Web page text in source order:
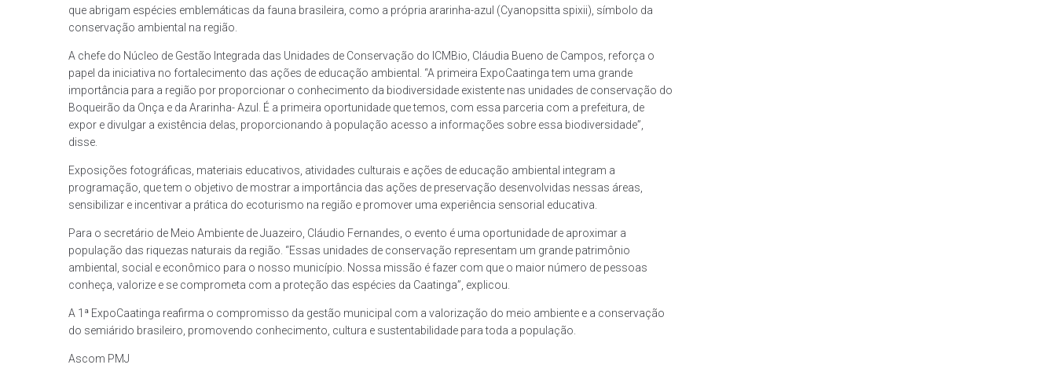
que abrigam espécies emblemáticas da fauna brasileira, como a própria ararinha-azul (Cyanopsitta spixii), símbolo da
conservação ambiental na região.
A chefe do Núcleo de Gestão Integrada das Unidades de Conservação do ICMBio, Cláudia Bueno de Campos, reforça o
papel da iniciativa no fortalecimento das ações de educação ambiental. “A primeira ExpoCaatinga tem uma grande
importância para a região por proporcionar o conhecimento da biodiversidade existente nas unidades de conservação do
Boqueirão da Onça e da Ararinha- Azul. É a primeira oportunidade que temos, com essa parceria com a prefeitura, de
expor e divulgar a existência delas, proporcionando à população acesso a informações sobre essa biodiversidade”,
disse.
Exposições fotográficas, materiais educativos, atividades culturais e ações de educação ambiental integram a
programação, que tem o objetivo de mostrar a importância das ações de preservação desenvolvidas nessas áreas,
sensibilizar e incentivar a prática do ecoturismo na região e promover uma experiência sensorial educativa.
Para o secretário de Meio Ambiente de Juazeiro, Cláudio Fernandes, o evento é uma oportunidade de aproximar a
população das riquezas naturais da região. “Essas unidades de conservação representam um grande patrimônio
ambiental, social e econômico para o nosso município. Nossa missão é fazer com que o maior número de pessoas
conheça, valorize e se comprometa com a proteção das espécies da Caatinga”, explicou.
A 1ª ExpoCaatinga reafirma o compromisso da gestão municipal com a valorização do meio ambiente e a conservação
do semiárido brasileiro, promovendo conhecimento, cultura e sustentabilidade para toda a população.
Ascom PMJ